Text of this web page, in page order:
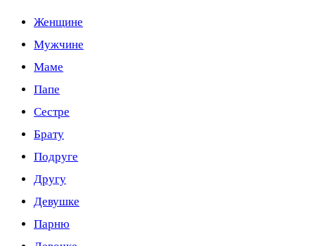
Женщине
Мужчине
Маме
Папе
Сестре
Брату
Подруге
Другу
Девушке
Парню